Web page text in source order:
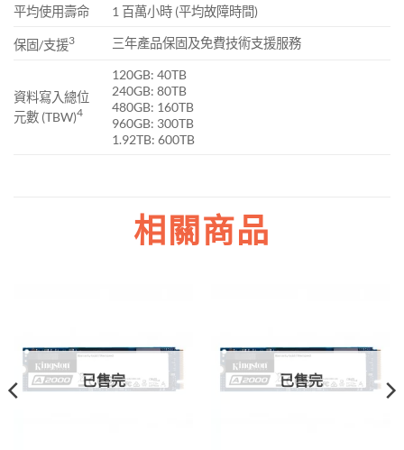
平均使用壽命 1 百萬小時 (平均故障時間)
保固/支援3 三年產品保固及免費技術支援服務
資料寫入總位
元數 (TBW)4
120GB: 40TB
240GB: 80TB
480GB: 160TB
960GB: 300TB
1.92TB: 600TB
相關商品
已售完 已售完